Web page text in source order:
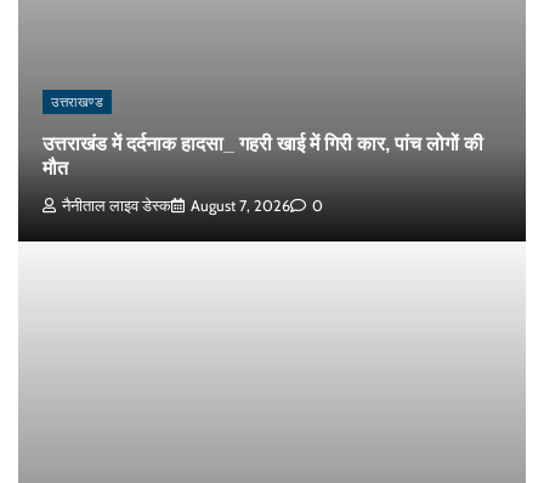
उत्तराखण्ड
उत्तराखंड में दर्दनाक हादसा_ गहरी खाई में गिरी कार, पांच लोगों की
मौत
नैनीताल लाइव डेस्क August 7, 2026 0